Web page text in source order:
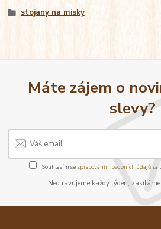
stojany na misky
Máte zájem o
slevy?
Souhlasím se zpracováním osobních údajůza
Neotravujeme každý týden,